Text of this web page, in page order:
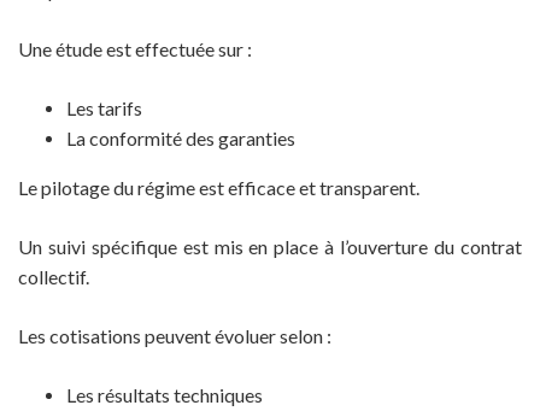
Une étude est effectuée sur :
Les tarifs
La conformité des garanties
Le pilotage du régime est efficace et transparent.
Un suivi spécifique est mis en place à l’ouverture du contrat
collectif.
Les cotisations peuvent évoluer selon :
Les résultats techniques